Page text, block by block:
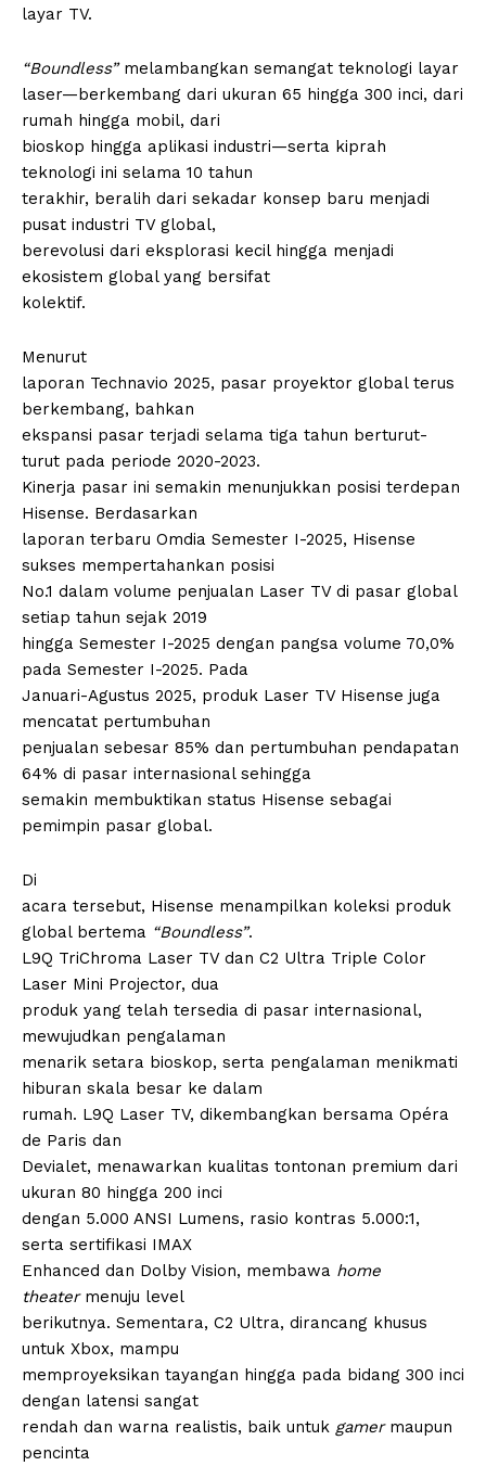
layar TV.
“Boundless”melambangkan semangat teknologi layar
laser—berkembang dari ukuran 65 hingga 300 inci, dari
rumah hingga mobil, dari
bioskop hingga aplikasi industri—serta kiprah
teknologi ini selama 10 tahun
terakhir, beralih dari sekadar konsep baru menjadi
pusat industri TV global,
berevolusi dari eksplorasi kecil hingga menjadi
ekosistem global yang bersifat
kolektif.
Menurut
laporan Technavio 2025, pasar proyektor global terus
berkembang, bahkan
ekspansi pasar terjadi selama tiga tahun berturut-
turut pada periode 2020-2023.
Kinerja pasar ini semakin menunjukkan posisi terdepan
Hisense. Berdasarkan
laporan terbaru Omdia Semester I-2025, Hisense
sukses mempertahankan posisi
No.1 dalam volume penjualan Laser TV di pasar global
setiap tahun sejak 2019
hingga Semester I-2025 dengan pangsa volume 70,0%
pada Semester I-2025. Pada
Januari-Agustus 2025, produk Laser TV Hisense juga
mencatat pertumbuhan
penjualan sebesar 85% dan pertumbuhan pendapatan
64% di pasar internasional sehingga
semakin membuktikan status Hisense sebagai
pemimpin pasar global.
Di
acara tersebut, Hisense menampilkan koleksi produk
global bertema “Boundless”.
L9Q TriChroma Laser TV dan C2 Ultra Triple Color
Laser Mini Projector, dua
produk yang telah tersedia di pasar internasional,
mewujudkan pengalaman
menarik setara bioskop, serta pengalaman menikmati
hiburan skala besar ke dalam
rumah. L9Q Laser TV, dikembangkan bersama Opéra
de Paris dan
Devialet, menawarkan kualitas tontonan premium dari
ukuran 80 hingga 200 inci
dengan 5.000 ANSI Lumens, rasio kontras 5.000:1,
serta sertifikasi IMAX
Enhanced dan Dolby Vision, membawa home
theatermenuju level
berikutnya. Sementara, C2 Ultra, dirancang khusus
untuk Xbox, mampu
memproyeksikan tayangan hingga pada bidang 300 inci
dengan latensi sangat
rendah dan warna realistis, baik untuk gamermaupun
pencinta